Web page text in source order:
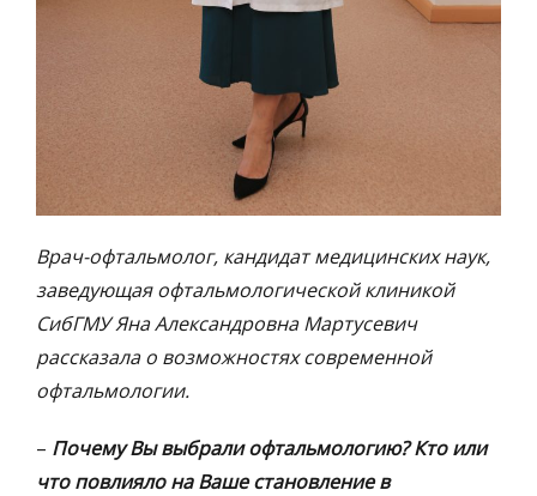
Врач-офтальмолог, кандидат медицинских наук,
заведующая офтальмологической клиникой
СибГМУ Яна Александровна Мартусевич
рассказала о возможностях современной
офтальмологии.
– Почему Вы выбрали офтальмологию? Кто или
что повлияло на Ваше становление в